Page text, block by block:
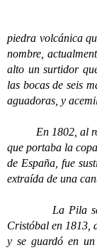
piedra volcánica
nombre,
alto un surtidor
las bocas de seis
aguadoras, y
En 1802, al
que portaba la
de España, fue
extraída de una
La Pila sería
Cristóbal en 1813,
y se guardó en